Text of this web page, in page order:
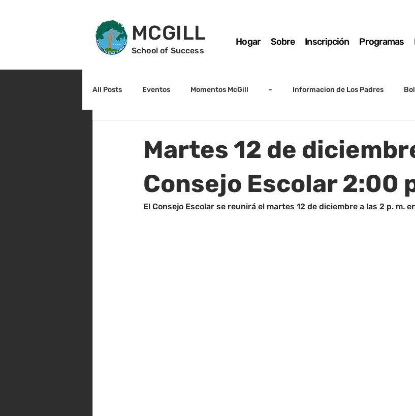
MCGILL
School of Success
Hogar Sobre Inscripción Programas
All Posts Eventos Momentos McGill - Informacion de Los Padres
Martes 12 de
Consejo Escolar 2:00
El Consejo Escolar se reunirá el martes 12 de diciembre a las 2 p. m.